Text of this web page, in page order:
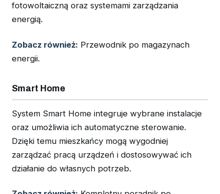
fotowoltaiczną oraz systemami zarządzania
energią.
Zobacz również: Przewodnik po magazynach
energii.
Smart Home
System Smart Home integruje wybrane instalacje
oraz umożliwia ich automatyczne sterowanie.
Dzięki temu mieszkańcy mogą wygodniej
zarządzać pracą urządzeń i dostosowywać ich
działanie do własnych potrzeb.